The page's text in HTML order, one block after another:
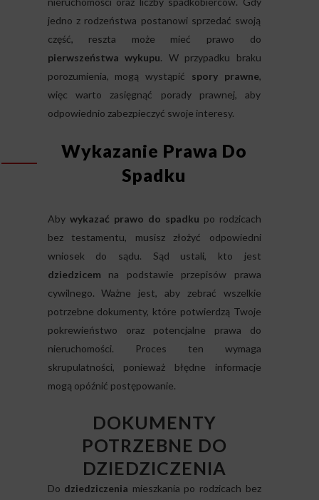
jedno z rodzeństwa postanowi sprzedać swoją
część, reszta może mieć prawo do
pierwszeństwa wykupu. W przypadku braku
porozumienia, mogą wystąpić spory prawne,
więc warto zasięgnąć porady prawnej, aby
odpowiednio zabezpieczyć swoje interesy.
Wykazanie Prawa Do
Spadku
Aby wykazać prawo do spadku po rodzicach
bez testamentu, musisz złożyć odpowiedni
wniosek do sądu. Sąd ustali, kto jest
dziedzicem na podstawie przepisów prawa
cywilnego. Ważne jest, aby zebrać wszelkie
potrzebne dokumenty, które potwierdzą Twoje
pokrewieństwo oraz potencjalne prawa do
nieruchomości. Proces ten wymaga
skrupulatności, ponieważ błędne informacje
mogą opóźnić postępowanie.
DOKUMENTY
POTRZEBNE DO
DZIEDZICZENIA
Do dziedziczenia mieszkania po rodzicach bez